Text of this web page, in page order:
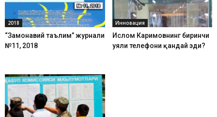
2018
“Замонавий таълим” журнали
№11, 2018
Инновация
Ислом Каримовнинг биринчи
уяли телефони қандай эди?